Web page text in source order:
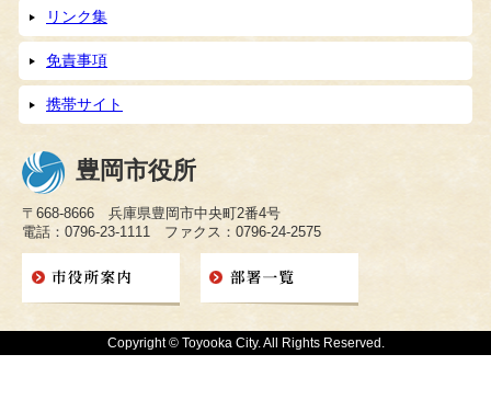
リンク集
免責事項
携帯サイト
豊岡市役所
〒668-8666 兵庫県豊岡市中央町2番4号
電話：0796-23-1111 ファクス：0796-24-2575
Copyright © Toyooka City. All Rights Reserved.